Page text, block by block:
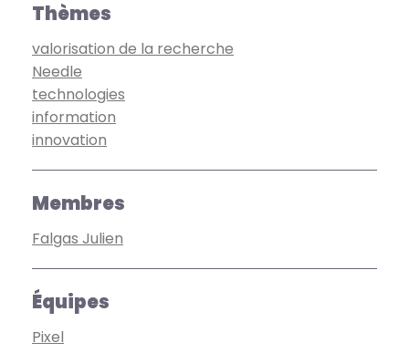
Thèmes
valorisation de la recherche
Needle
technologies
information
innovation
Membres
Falgas Julien
Équipes
Pixel